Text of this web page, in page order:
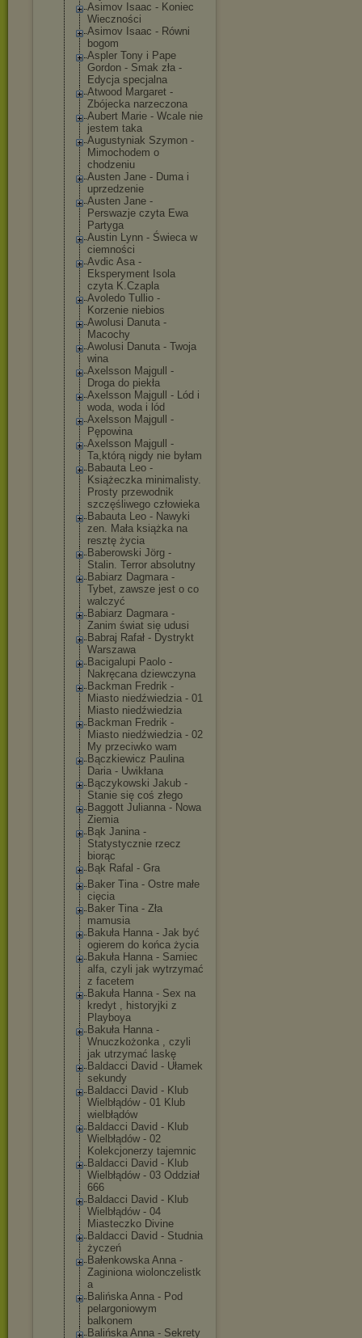
Asimov Isaac - Koniec
Wieczności
Asimov Isaac - Równi
bogom
Aspler Tony i Pape
Gordon - Smak zła -
Edycja specjalna
Atwood Margaret -
Zbójecka narzeczona
Aubert Marie - Wcale nie
jestem taka
Augustyniak Szymon -
Mimochodem o
chodzeniu
Austen Jane - Duma i
uprzedzenie
Austen Jane -
Perswazje czyta Ewa
Partyga
Austin Lynn - Świeca w
ciemności
Avdic Asa -
Eksperyment Isola
czyta K.Czapla
Avoledo Tullio -
Korzenie niebios
Awolusi Danuta -
Macochy
Awolusi Danuta - Twoja
wina
Axelsson Majgull -
Droga do piekła
Axelsson Majgull - Lód i
woda, woda i lód
Axelsson Majgull -
Pępowina
Axelsson Majgull -
Ta,którą nigdy nie byłam
Babauta Leo -
Książeczka minimalisty.
Prosty przewodnik
szczęśliwego człowieka
Babauta Leo - Nawyki
zen. Mała książka na
resztę życia
Baberowski Jörg -
Stalin. Terror absolutny
Babiarz Dagmara -
Tybet, zawsze jest o co
walczyć
Babiarz Dagmara -
Zanim świat się udusi
Babraj Rafał - Dystrykt
Warszawa
Bacigalupi Paolo -
Nakręcana dziewczyna
Backman Fredrik -
Miasto niedźwiedzia - 01
Miasto niedźwiedzia
Backman Fredrik -
Miasto niedźwiedzia - 02
My przeciwko wam
Bączkiewicz Paulina
Daria - Uwikłana
Bączykowski Jakub -
Stanie się coś złego
Baggott Julianna - Nowa
Ziemia
Bąk Janina -
Statystycznie rzecz
biorąc
Bąk Rafal - Gra
Baker Tina - Ostre małe
cięcia
Baker Tina - Zła
mamusia
Bakuła Hanna - Jak być
ogierem do końca życia
Bakuła Hanna - Samiec
alfa, czyli jak wytrzymać
z facetem
Bakuła Hanna - Sex na
kredyt , historyjki z
Playboya
Bakuła Hanna -
Wnuczkożonka , czyli
jak utrzymać laskę
Baldacci David - Ułamek
sekundy
Baldacci David - Klub
Wielbłądów - 01 Klub
wielbłądów
Baldacci David - Klub
Wielbłądów - 02
Kolekcjonerzy tajemnic
Baldacci David - Klub
Wielbłądów - 03 Oddział
666
Baldacci David - Klub
Wielbłądów - 04
Miasteczko Divine
Baldacci David - Studnia
życzeń
Bałenkowska Anna -
Zaginiona wiolonczelistk
a
Balińska Anna - Pod
pelargoniowym
balkonem
Balińska Anna - Sekrety